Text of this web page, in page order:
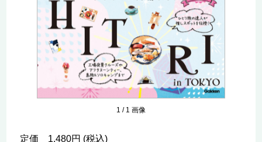
1 / 1 画像
定価 1,480円 (税込)